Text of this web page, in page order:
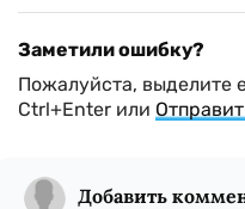
Заметили ошибку?
Пожалуйста,
Ctrl+Enter или
Добавить